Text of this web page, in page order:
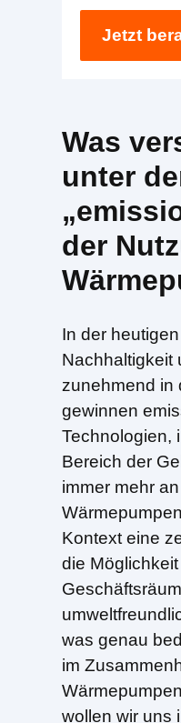
Jetzt
Was
unter
der
In der
Nachhaltigkeit
zunehmend in
gewinnen
Technologien,
Bereich der
immer mehr
Kontext eine
die
was genau
im
wollen wir uns